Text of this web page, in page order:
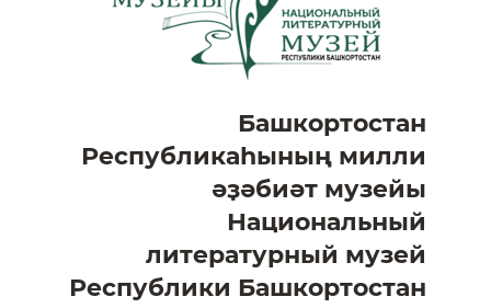
Башкортостан
Республикаһының милли
әҙәбиәт музейы
Национальный
литературный музей
Республики Башкортостан